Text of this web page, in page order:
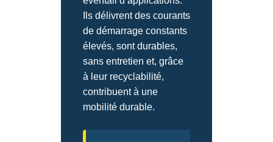
Ils délivrent des courants
de démarrage constants
élevés, sont durables,
sans entretien et, grâce
à leur recyclabilité,
contribuent à une
mobilité durable.